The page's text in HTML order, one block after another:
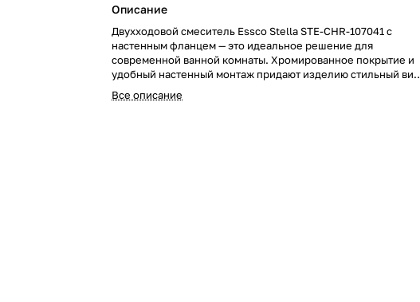
Описание
Двухходовой смеситель Essco Stella STE-CHR-107041 с
настенным фланцем — это идеальное решение для
современной ванной комнаты. Хромированное покрытие и
удобный настенный монтаж придают изделию стильный вид
и практичность. Закажите его уже сегодня и сделайте вашу
ванную комнату ещё более функциональной и красивой!
Все описание